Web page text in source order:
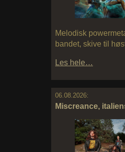
Melodisk
bandet, skive til
Les hele…
06.08.2026:
Miscreance,